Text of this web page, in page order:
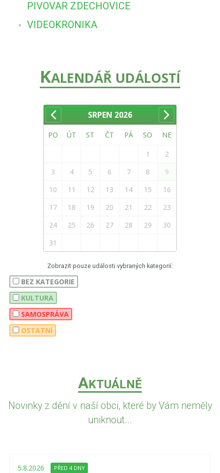
PIVOVAR ZDECHOVICE
VIDEOKRONIKA
KALENDÁŘ UDÁLOSTÍ
SRPEN 2026
PO ÚT ST ČT PÁ SO NE
1
2
3
4 5 6 7 8
9
10
11 12 13 14 15
16
17
18 19 20 21 22
23
24
25 26 27 28 29
30
31
Zobrazit pouze události vybraných kategorií:
BEZ KATEGORIE
KULTURA
SAMOSPRÁVA
OSTATNÍ
AKTUÁLNĚ
Novinky z dění v naší obci, které by Vám neměly
uniknout...
5.8.2026 PŘED 4 DNY